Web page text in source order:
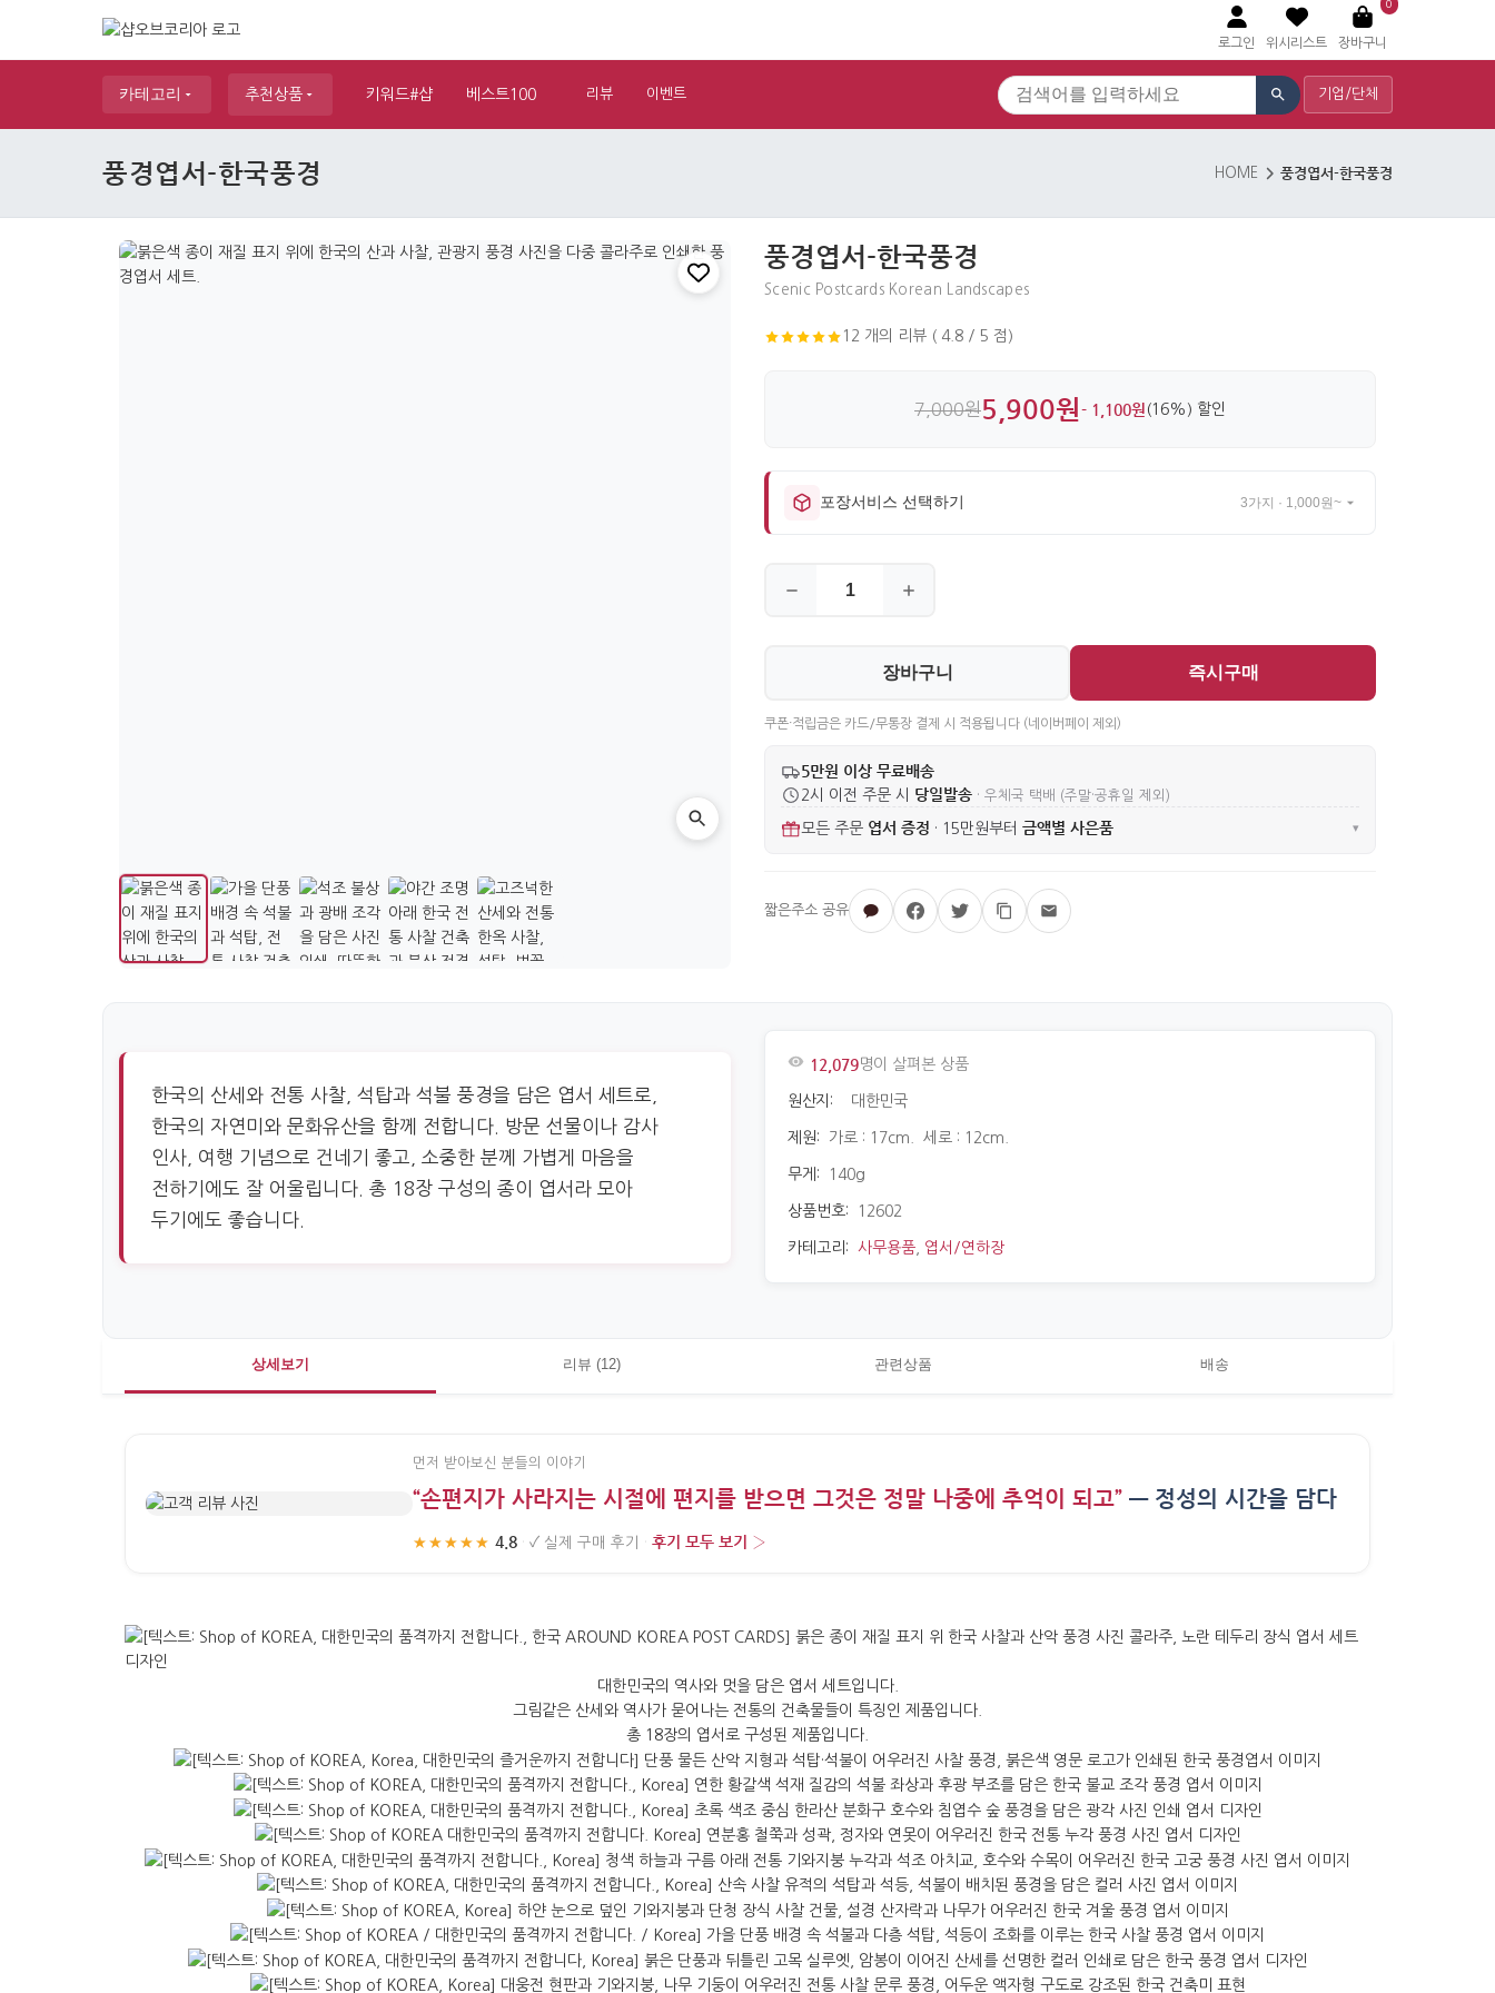
로그인 위시리스트
0
장바구니
카테고리 추천상품 키워드#샵 베스트100 리뷰 이벤트 기업/단체
풍경엽서-한국풍경 HOME 풍경엽서-한국풍경
풍경엽서-한국풍경
Scenic Postcards Korean Landscapes
12 개의 리뷰 ( 4.8 / 5 점)
7,000원5,900원- 1,100원 (16%) 할인
포장서비스 선택하기 3가지 · 1,000원~
장바구니 즉시구매
쿠폰·적립금은 카드/무통장 결제 시 적용됩니다 (네이버페이 제외)
5만원 이상 무료배송
2시 이전 주문 시 당일발송 · 우체국 택배 (주말·공휴일 제외)
모든 주문 엽서 증정 · 15만원부터 금액별 사은품 ▾
한국의 산세와 전통 사찰, 석탑과 석불 풍경을 담은 엽서 세트로,
한국의 자연미와 문화유산을 함께 전합니다. 방문 선물이나 감사
인사, 여행 기념으로 건네기 좋고, 소중한 분께 가볍게 마음을
전하기에도 잘 어울립니다. 총 18장 구성의 종이 엽서라 모아
두기에도 좋습니다.
12,079명이 살펴본 상품
원산지: 대한민국
제원: 가로 : 17cm. 세로 : 12cm.
무게: 140g
상품번호: 12602
카테고리: 사무용품 엽서/연하장
상세보기 리뷰 (12) 관련상품 배송
먼저 받아보신 분들의 이야기
“손편지가 사라지는 시절에 편지를 받으면 그것은 정말 나중에 추억이 되고” — 정성의 시간을 담다
★★★★★ 4.8 · ✓ 실제 구매 후기 · 후기 모두 보기 ›
대한민국의 역사와 멋을 담은 엽서 세트입니다.
그림같은 산세와 역사가 묻어나는 전통의 건축물들이 특징인 제품입니다.
총 18장의 엽서로 구성된 제품입니다.